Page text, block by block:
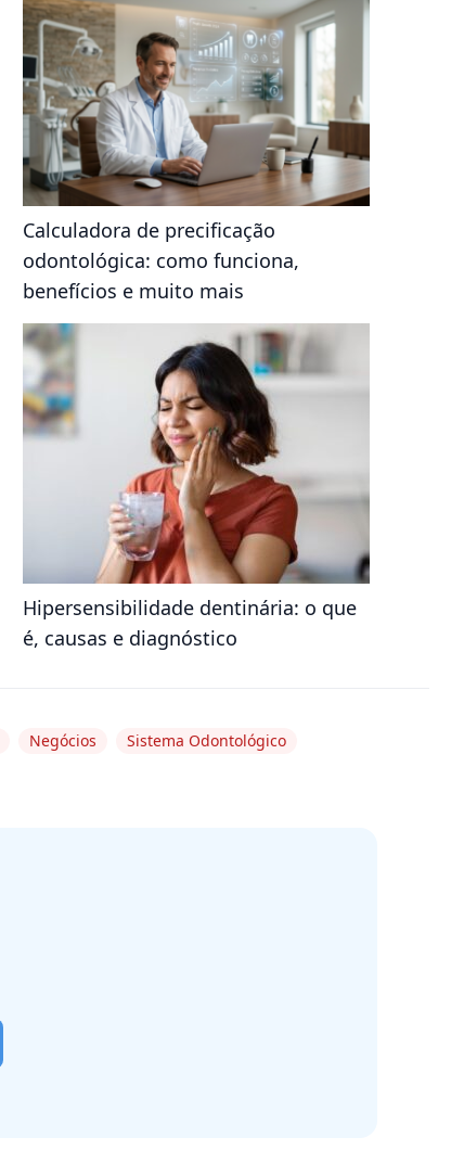
Calculadora de precificação
odontológica: como funciona,
benefícios e muito mais
Hipersensibilidade dentinária: o que
é, causas e diagnóstico
Negócios Sistema Odontológico